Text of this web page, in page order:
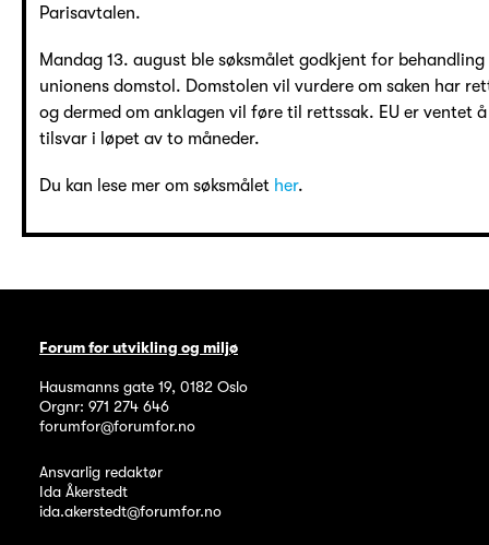
Parisavtalen.
Mandag 13. august ble søksmålet godkjent for behandling
unionens domstol. Domstolen vil vurdere om saken har
og dermed om anklagen vil føre til rettssak. EU er ventet å
tilsvar i løpet av to måneder.
Du kan lese mer om søksmålet her.
Forum for utvikling og miljø
Hausmanns gate 19, 0182 Oslo
Orgnr: 971 274 646
forumfor@forumfor.no
Ansvarlig redaktør
Ida Åkerstedt
ida.akerstedt@forumfor.no